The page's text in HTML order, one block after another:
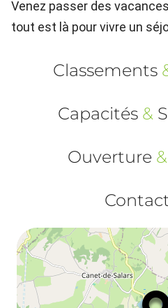
Venez passer des
tout est là pour vivre un
Classements
Capacités &
Ouverture &